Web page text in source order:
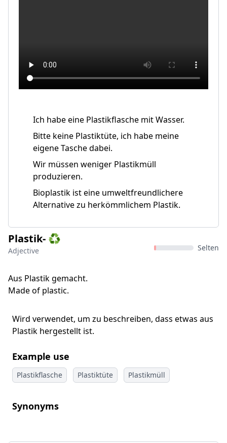
Ich habe eine Plastikflasche mit Wasser.
Bitte keine Plastiktüte, ich habe meine
eigene Tasche dabei.
Wir müssen weniger Plastikmüll
produzieren.
Bioplastik ist eine umweltfreundlichere
Alternative zu herkömmlichem Plastik.
Plastik- ♻️
Adjective Selten
Aus Plastik gemacht.
Made of plastic.
Wird verwendet, um zu beschreiben, dass etwas aus
Plastik hergestellt ist.
Example use
Plastikflasche Plastiktüte Plastikmüll
Synonyms